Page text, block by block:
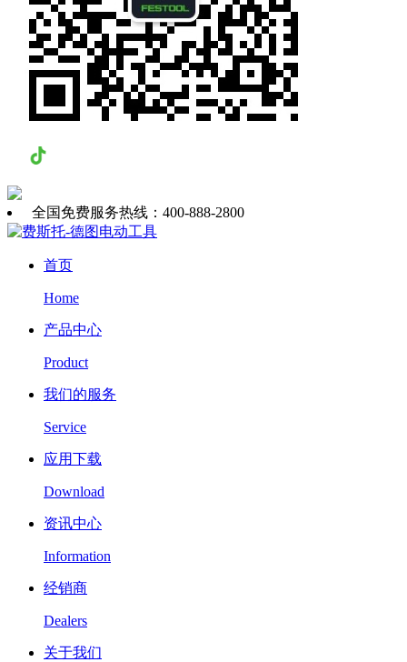
全国免费服务热线：400-888-2800
首页
Home
产品中心
Product
我们的服务
Service
应用下载
Download
资讯中心
Information
经销商
Dealers
关于我们